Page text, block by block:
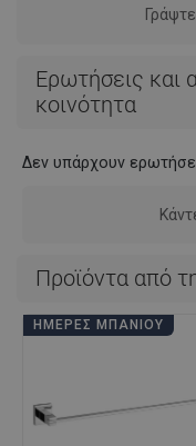
Ερωτήσεις και
κοινότητα
Δεν υπάρχουν
Προϊόντα από
ΗΜΈΡΕΣ ΜΠΆΝΙΟΥ